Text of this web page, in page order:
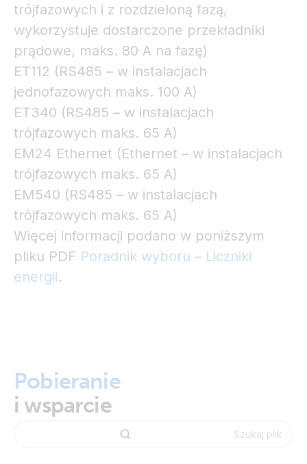
trójfazowych i z rozdzieloną fazą,
wykorzystuje dostarczone przekładniki
prądowe, maks. 80 A na fazę)
ET112 (RS485 – w instalacjach
jednofazowych maks. 100 A)
ET340 (RS485 – w instalacjach
trójfazowych maks. 65 A)
EM24 Ethernet (Ethernet – w instalacjach
trójfazowych maks. 65 A)
EM540 (RS485 – w instalacjach
trójfazowych maks. 65 A)
Więcej informacji podano w poniższym
pliku PDF Poradnik wyboru – Liczniki
energii.
Pobieranie
i wsparcie